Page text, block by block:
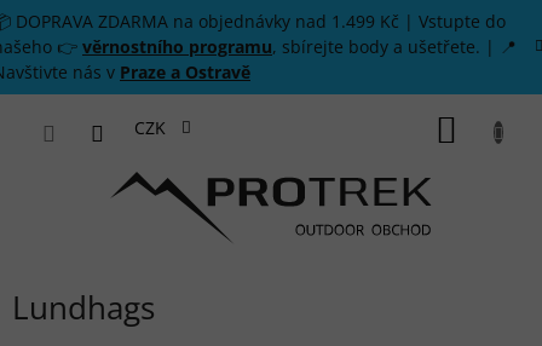
Přejít na obsah
DOPRAVA ZDARMA na objednávky nad 1.499 Kč | Vstupte do
👉 věrnostního programu, sbírejte body a ušetřete. | 📍
nás v Praze a Ostravě
CZK
Lundhags